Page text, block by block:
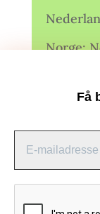
For at give dig de
Få
Norge:
Norge:
Polen: